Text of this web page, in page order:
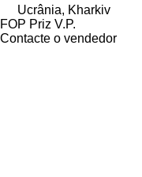
Ucrânia, Kharkiv
FOP Priz V.P.
Contacte o vendedor